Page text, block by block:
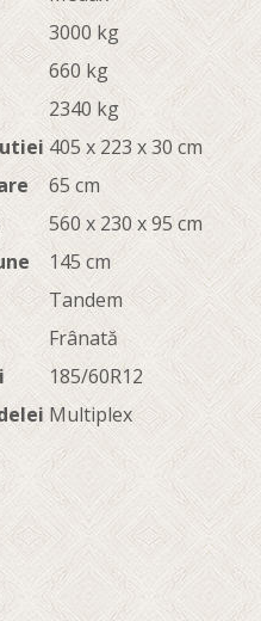
3000 kg
660 kg
2340 kg
405 x 223 x 30 cm
65 cm
560 x 230 x 95 cm
145 cm
Tandem
Frânată
185/60R12
Multiplex